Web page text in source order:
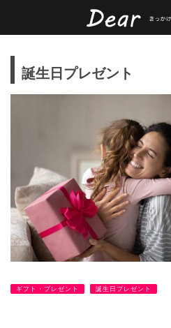
誕生日プレゼント
ギフト・プレゼント 誕生日プレゼント